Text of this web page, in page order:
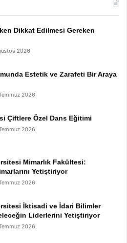
Dikkat Edilmesi Gereken
2026
Estetik ve Zarafeti Bir Araya
2026
Çiftlere Özel Dans Eğitimi
2026
Mimarlık Fakültesi:
Yetiştiriyor
2026
İktisadi ve İdari Bilimler
Liderlerini Yetiştiriyor
2026